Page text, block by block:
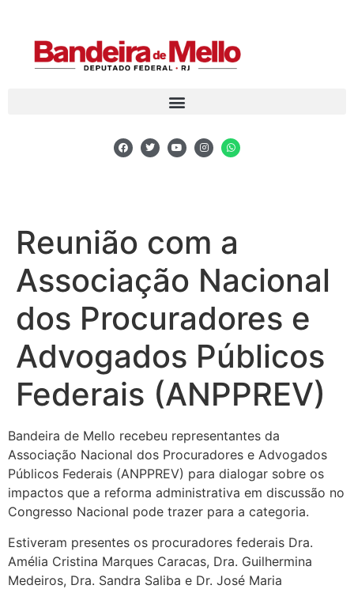
Reunião com a
Associação Nacional
dos Procuradores e
Advogados Públicos
Federais (ANPPREV)
Bandeira de Mello recebeu representantes da
Associação Nacional dos Procuradores e Advogados
Públicos Federais (ANPPREV) para dialogar sobre os
impactos que a reforma administrativa em discussão no
Congresso Nacional pode trazer para a categoria.
Estiveram presentes os procuradores federais Dra.
Amélia Cristina Marques Caracas, Dra. Guilhermina
Medeiros, Dra. Sandra Saliba e Dr. José Maria